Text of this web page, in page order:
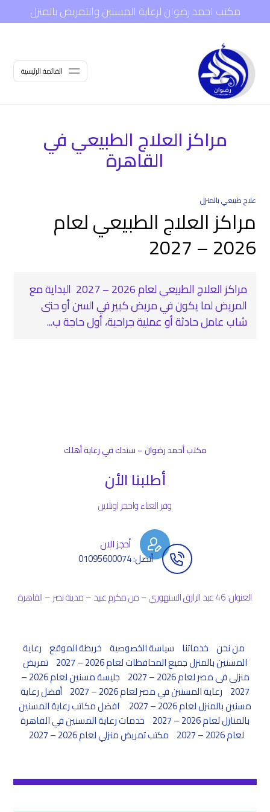
مكتب احمد رضوان لرعاية المسنين والتمريض بالمنزل
القائمة الرئيسية
مراكز العلاج الطبيعي في
القاهرة
علاج طبيعي بالمنزل
مراكز العلاج الطبيعي لعام
2026 – 2027
مراكز العلاج الطبيعي لعام 2026 – 2027 ‍ البداية مع
المريض لما يكون في مريض كبير في السن أو حتى
شاب عامل حادثة أو عملية جراحية، أول حاجة ب...
مكتب أحمد رضوان – سندك في رعاية أهلك
أطلبنا الأن
وفر العناء واحجز اونلاين
أحجز الان
أتصل: 01095600074
العنوان: 46 عبد الرازق السنهوري – من مكرم عبيد – مدينة نصر – القاهرة
من نحن خدماتنا سياسة الخصوصية خريطة الموقع رعاية
المسنين بالمنزل جميع المحافظات لعام 2026 – 2027
تمريض
منزلى فى مصر لعام 2026 – 2027
جليسة مسنين لعام 2026 –
2027 رعاية المسنين في مصر لعام 2026 – 2027
أفضل رعاية
مسنين بالمنزل لعام 2026 – 2027
افضل مكاتب رعاية المسنين
بالمنازل لعام 2026 – 2027
خدمات رعاية المسنين في القاهرة
لعام 2026 – 2027
مكتب تمريض منزلي لعام 2026 – 2027